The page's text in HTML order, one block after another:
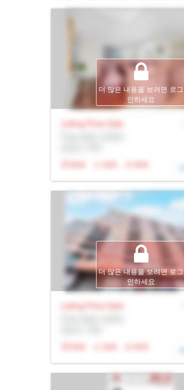
더 많은 내용을 보려면 로그
인하세요
Listing Price Sale
N/A
N/A N/A
더 많은 내용을 보려면 로그
인하세요
Listing Price Sale
N/A
N/A N/A